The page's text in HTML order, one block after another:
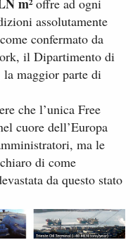
offre ad ogni
assolutamente
confermato da
il Dipartimento di
maggior parte di
che l’unica Free
cuore dell’Europa
ma le
di come
da questo stato